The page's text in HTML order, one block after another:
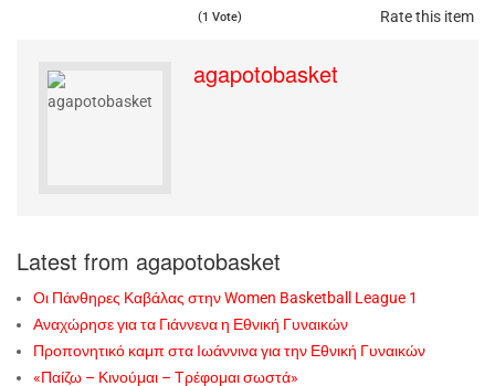
Rate this item
(1 Vote)
agapotobasket
Latest from agapotobasket
Οι Πάνθηρες Καβάλας στην Women Basketball League 1
Αναχώρησε για τα Γιάννενα η Εθνική Γυναικών
Προπονητικό καμπ στα Ιωάννινα για την Εθνική Γυναικών
«Παίζω – Κινούμαι – Τρέφομαι σωστά»